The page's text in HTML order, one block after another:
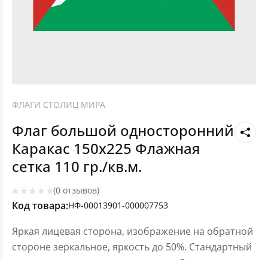
ФЛАГИ СТОЛИЦ МИРА
Флаг большой односторонний
Каракас 150х225 Флажная
сетка 110 гр./кв.м.
(0 отзывов)
Код товара:НФ-00013901-000007753
Яркая лицевая сторона, изображение на обратной
стороне зеркальное, яркость до 50%. Стандартный